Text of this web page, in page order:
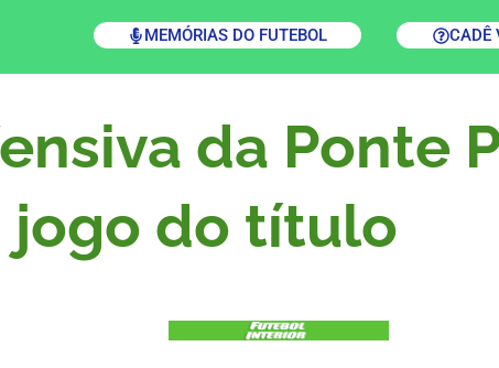
MEMÓRIAS DO FUTEBOL CADÊ
da Ponte
jogo do título